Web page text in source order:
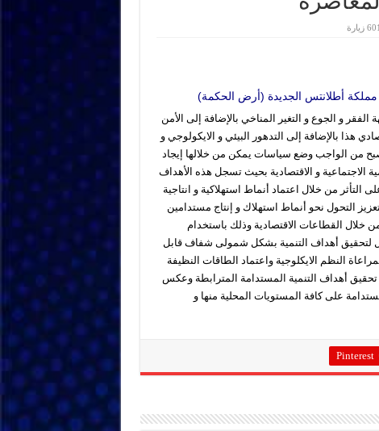
601 زيارة
– مملكة أطلانتس الجديدة (أرض الحكمة)
و الجوع و التغير المناخي بالإضافة إلى الأمن
هذا بالإضافة إلى التدهور البيئي و الايكولوجي و
من الواجب وضع سياسات يمكن من خلالها إيجاد
الاجتماعية و الاقتصادية بحيث تسجل هذه الأهداف
من خلال اعتماد أنماط استهلاكية و انتاجية
التحول نحو أنماط استهلاك و إنتاج مستدامين
خلال القطاعات الاقتصادية وذلك باستخدام
لتحقيق أهداف التنمية بشكل شمولى شفاف قابل
النظم الايكلوجية واعتماد الطاقات النظيفة
أهداف التنمية المستدامة المترابطة وعكس
على كافة المستويات المحلية منها و
Pinterest